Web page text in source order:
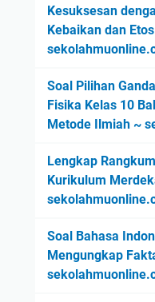
Kesuksesan
Kebaikan dan
Soal Pilihan
Fisika Kelas 10
Metode Ilmiah ~
Lengkap
Kurikulum
Soal Bahasa
Mengungkap